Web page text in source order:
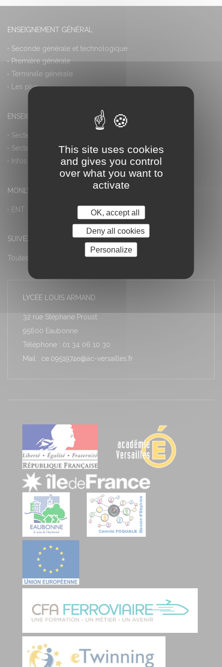
ENSEIGNEMENT GÉNÉRAL
Seconde générale et technologique
Première générale
Terminale générale
Les plus
ENSEIGNEMENT PROFESSIONNEL
Secteur industriel
Secteur tertiaire
Infos pratiques
MONLYCEE.NET (ENT) – PRONOTE
ENT – Accès à PRONOTE
SUIVEZ-NOUS
Toutes les actualités
LYCÉE LOUIS ARMAND
32 rue Stéphane Proust
95600 Eaubonne
Téléphone : 01 34 06 10 30
Mail : ce.0951974e@ac-versailles.fr
This site uses cookies
and gives you control
over what you want to
activate
OK, accept all
Deny all cookies
Personalize